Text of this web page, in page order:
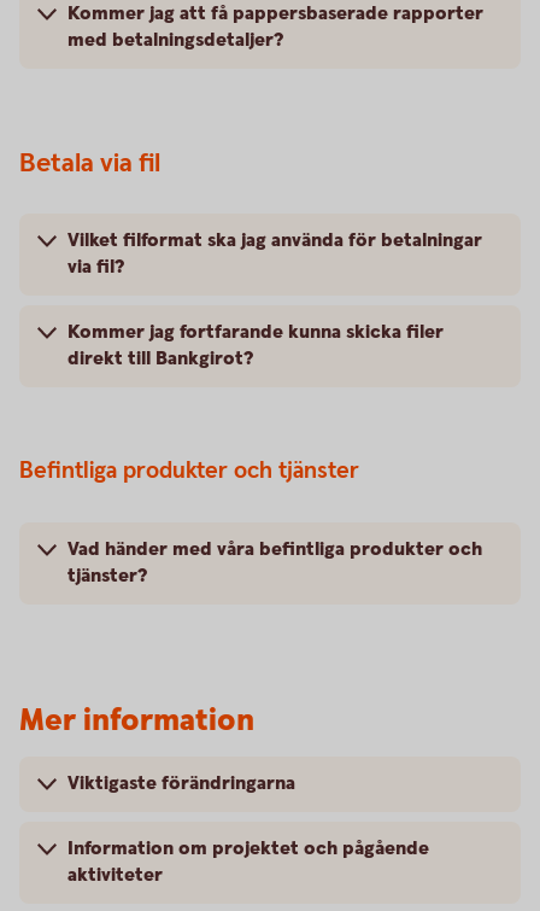
Kommer jag att få pappersbaserade rapporter
med betalningsdetaljer?
Betala via fil
Vilket filformat ska jag använda för betalningar
via fil?
Kommer jag fortfarande kunna skicka filer
direkt till Bankgirot?
Befintliga produkter och tjänster
Vad händer med våra befintliga produkter och
tjänster?
Mer information
Viktigaste förändringarna
Information om projektet och pågående
aktiviteter